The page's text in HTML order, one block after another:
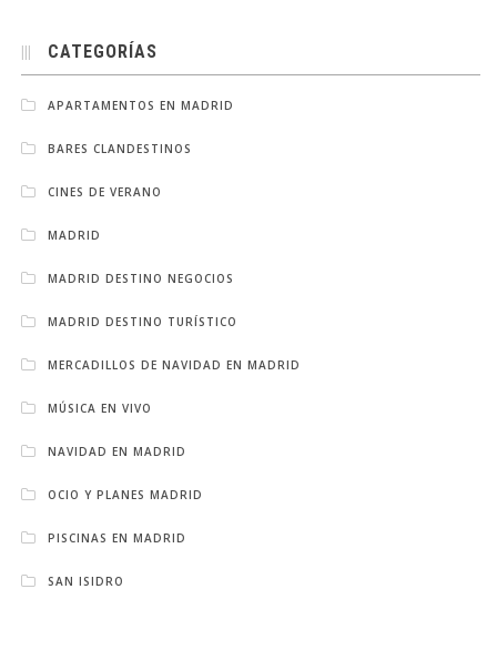
CATEGORÍAS
APARTAMENTOS EN MADRID
BARES CLANDESTINOS
CINES DE VERANO
MADRID
MADRID DESTINO NEGOCIOS
MADRID DESTINO TURÍSTICO
MERCADILLOS DE NAVIDAD EN MADRID
MÚSICA EN VIVO
NAVIDAD EN MADRID
OCIO Y PLANES MADRID
PISCINAS EN MADRID
SAN ISIDRO